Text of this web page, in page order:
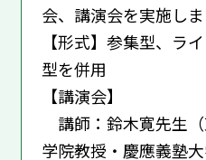
会、講演会を実施し
【形式】参集型、ラ
型を併用
【講演会】
講師：鈴木寛先生
学院教授・慶應義塾